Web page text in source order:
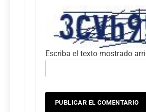
Escriba el texto mostrado